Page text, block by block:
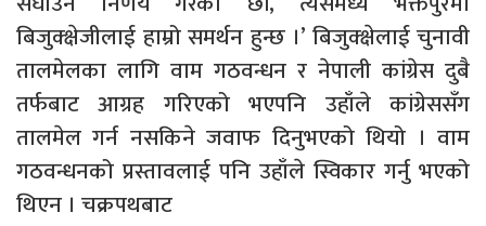
बिजुक्क्षेजीलाई हाम्रो समर्थन हुन्छ ।’ बिजुक्क्षेलाई चुनावी
तालमेलका लागि वाम गठवन्धन र नेपाली कांग्रेस दुबै
तर्फबाट आग्रह गरिएको भएपनि उहाँले कांग्रेससँग
तालमेल गर्न नसकिने जवाफ दिनुभएको थियो । वाम
गठवन्धनको प्रस्तावलाई पनि उहाँले स्विकार गर्नु भएको
थिएन । चक्रपथबाट